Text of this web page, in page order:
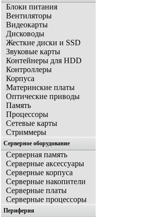
Блоки питания
Вентиляторы
Видеокарты
Дисководы
Жесткие диски и SSD
Звуковые карты
Контейнеры для HDD
Контроллеры
Корпуса
Материнские платы
Оптические приводы
Память
Процессоры
Сетевые карты
Стриммеры
Серверное оборудование
Серверная память
Серверные аксессуары
Серверные корпуса
Серверные накопители
Серверные платы
Серверные процессоры
Периферия